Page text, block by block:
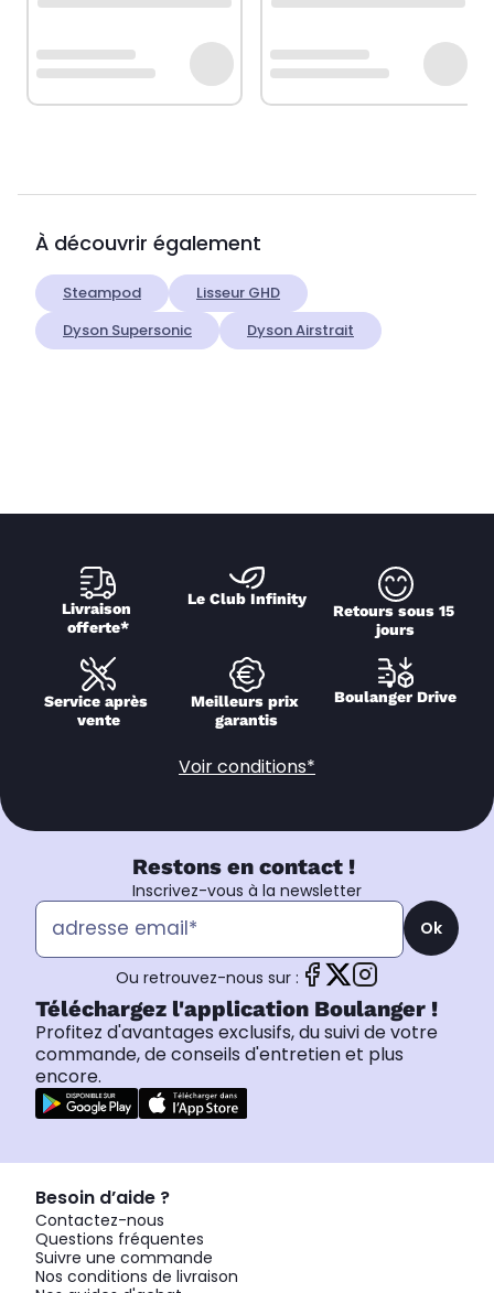
À découvrir également
Steampod
Lisseur GHD
Dyson Supersonic
Dyson Airstrait
Livraison
offerte*
Le Club Infinity
Retours sous 15
jours
Service après
vente
Meilleurs prix
garantis
Boulanger Drive
Voir conditions*
Restons en contact !
Inscrivez-vous à la newsletter
Ok
Ou retrouvez-nous sur :
Téléchargez l'application Boulanger !
Profitez d'avantages exclusifs, du suivi de votre
commande, de conseils d'entretien et plus
encore.
Besoin d’aide ?
Contactez-nous
Questions fréquentes
Suivre une commande
Nos conditions de livraison